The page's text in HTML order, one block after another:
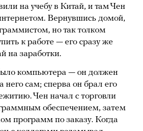
на учебу в Китай, и там Чен
Вернувшись домой,
но так толком
к работе — его сразу же
на заработки.
компьютера — он должен
него сам; сперва он брал его
Чен начал с торговли
обеспечением, затем
программ по заказу. Когда